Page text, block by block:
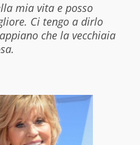
mia vita e posso
Ci tengo a dirlo
che la vecchiaia